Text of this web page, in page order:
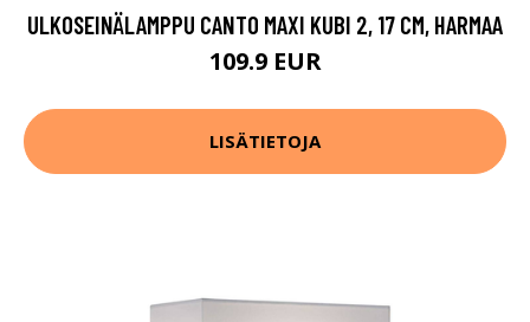
ULKOSEINÄLAMPPU CANTO MAXI KUBI 2, 17 CM, HARMAA
109.9 EUR
LISÄTIETOJA